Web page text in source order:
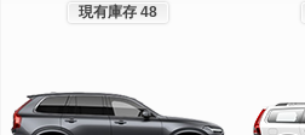
現有庫存 48